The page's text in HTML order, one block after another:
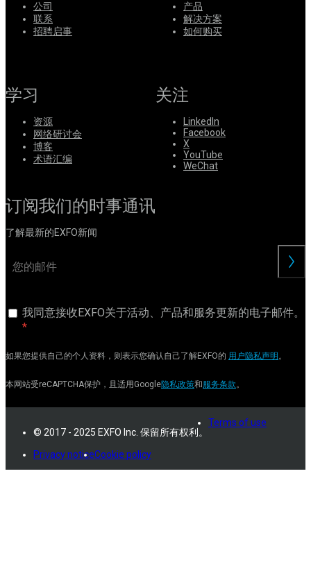
公司
联系
招聘启事
产品
解决方案
如何购买
学习
资源
网络研讨会
博客
术语汇编
关注
LinkedIn
Facebook
X
YouTube
WeChat
订阅我们的时事通讯
了解最新的EXFO新闻
我同意接收EXFO关于活动、产品和服务更新的电子邮件。
如果您提供自己的个人资料，则表示您确认自己了解EXFO的 用户隐私声明 。
本网站受reCAPTCHA保护，且适用Google隐私政策和服务条款。
© 2017 - 2025 EXFO Inc. 保留所有权利。
Terms of use
Privacy noticeCookie policy